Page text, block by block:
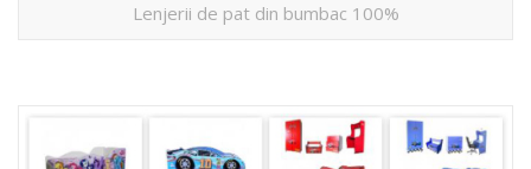
Lenjerii de pat din bumbac 100%